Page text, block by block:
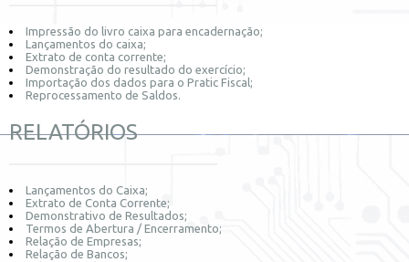
Impressão do livro caixa para encadernação;
Lançamentos do caixa;
Extrato de conta corrente;
Demonstração do resultado do exercício;
Importação dos dados para o Pratic Fiscal;
Reprocessamento de Saldos.
RELATÓRIOS
Lançamentos do Caixa;
Extrato de Conta Corrente;
Demonstrativo de Resultados;
Termos de Abertura / Encerramento;
Relação de Empresas;
Relação de Bancos;